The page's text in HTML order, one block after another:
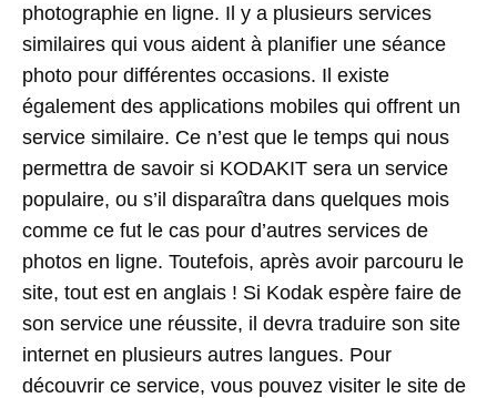
photographie en ligne. Il y a plusieurs services
similaires qui vous aident à planifier une séance
photo pour différentes occasions. Il existe
également des applications mobiles qui offrent un
service similaire. Ce n’est que le temps qui nous
permettra de savoir si KODAKIT sera un service
populaire, ou s’il disparaîtra dans quelques mois
comme ce fut le cas pour d’autres services de
photos en ligne. Toutefois, après avoir parcouru le
site, tout est en anglais ! Si Kodak espère faire de
son service une réussite, il devra traduire son site
internet en plusieurs autres langues. Pour
découvrir ce service, vous pouvez visiter le site de